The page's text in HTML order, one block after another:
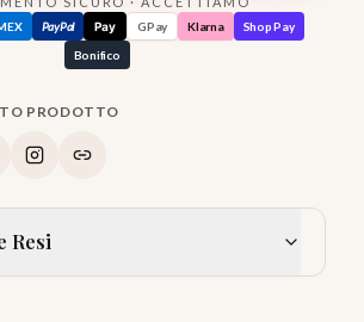
PayPal Pay GPay Klarna
Shop Pay
Bonifico
PRODOTTO
Resi